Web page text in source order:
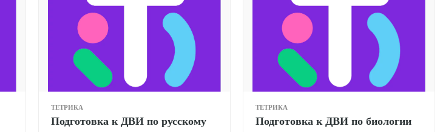
ТЕТРИКА
Подготовка к ДВИ по русскому
ТЕТРИКА
Подготовка к ДВИ по биологии